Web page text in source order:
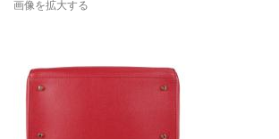
画像を拡大する